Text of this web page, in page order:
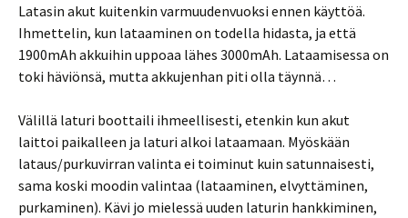
Latasin akut kuitenkin varmuudenvuoksi ennen käyttöä.
Ihmettelin, kun lataaminen on todella hidasta, ja että
1900mAh akkuihin uppoaa lähes 3000mAh. Lataamisessa on
toki häviönsä, mutta akkujenhan piti olla täynnä…
Välillä laturi boottaili ihmeellisesti, etenkin kun akut
laittoi paikalleen ja laturi alkoi lataamaan. Myöskään
lataus/purkuvirran valinta ei toiminut kuin satunnaisesti,
sama koski moodin valintaa (lataaminen, elvyttäminen,
purkaminen). Kävi jo mielessä uuden laturin hankkiminen,